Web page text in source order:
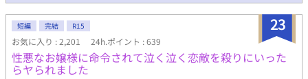
23
短編 完結 R15
お気に入り : 2,201 24h.ポイント : 639
性悪なお嬢様に命令されて泣く泣く恋敵を殺りにいった
らヤられました